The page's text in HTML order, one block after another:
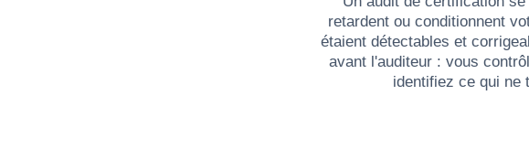
retardent ou conditionnent
étaient détectables et
avant l'auditeur : vous
identifiez ce qui ne